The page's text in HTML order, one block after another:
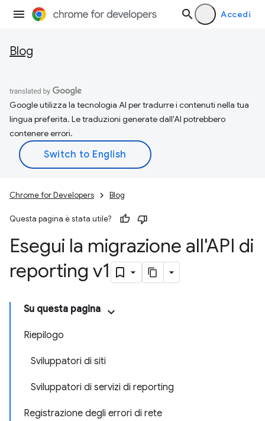
Accedi
Blog
Google utilizza la tecnologia AI per tradurre i contenuti nella tua
lingua preferita. Le traduzioni generate dall'AI potrebbero
contenere errori.
Chrome for Developers Blog
Questa pagina è stata utile?
Esegui la migrazione all'API di
reporting v1
Su questa pagina
Riepilogo
Sviluppatori di siti
Sviluppatori di servizi di reporting
Registrazione degli errori di rete